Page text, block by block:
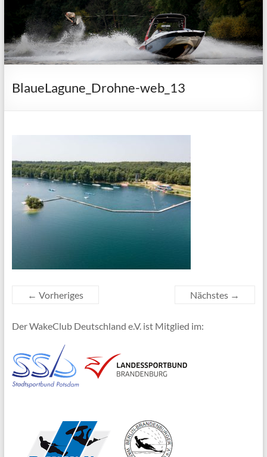
BlaueLagune_Drohne-web_13
← Vorheriges Nächstes →
Der WakeClub Deutschland e.V. ist Mitglied im: